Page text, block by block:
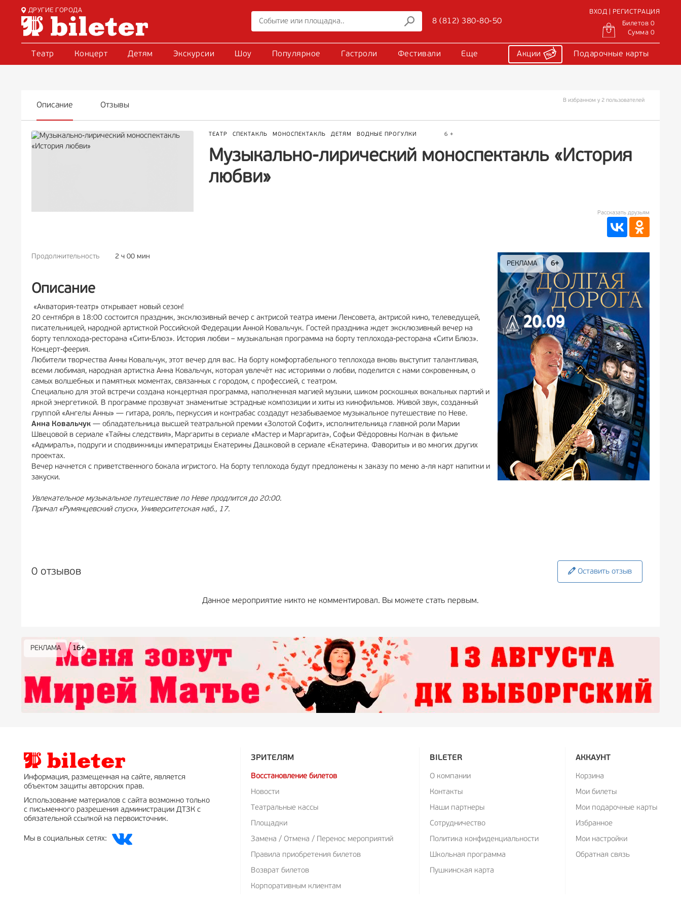
ДРУГИЕ ГОРОДА
8 (812) 380-80-50
ВХОД | РЕГИСТРАЦИЯ
Билетов 0
Сумма 0
Театр Концерт Детям Экскурсии Шоу Популярное Гастроли Фестивали Еще Акции Подарочные карты
Описание Отзывы
В избранном у 2 пользователей
ТЕАТР СПЕКТАКЛЬ МОНОСПЕКТАКЛЬ ДЕТЯМ ВОДНЫЕ ПРОГУЛКИ 6 +
Музыкально-лирический моноспектакль «История
любви»
Рассказать друзьям
Продолжительность 2 ч 00 мин
Описание
«Акватория-театр» открывает новый сезон!
20 сентября в 18:00 состоится праздник, эксклюзивный вечер с актрисой театра имени Ленсовета, актрисой кино, телеведущей,
писательницей, народной артисткой Российской Федерации Анной Ковальчук. Гостей праздника ждет эксклюзивный вечер на
борту теплохода-ресторана «Сити-Блюз». История любви – музыкальная программа на борту теплохода-ресторана «Сити Блюз».
Концерт-феерия.
Любители творчества Анны Ковальчук, этот вечер для вас. На борту комфортабельного теплохода вновь выступит талантливая,
всеми любимая, народная артистка Анна Ковальчук, которая увлечёт нас историями о любви, поделится с нами сокровенным, о
самых волшебных и памятных моментах, связанных с городом, с профессией, с театром.
Специально для этой встречи создана концертная программа, наполненная магией музыки, шиком роскошных вокальных партий и
яркой энергетикой. В программе прозвучат знаменитые эстрадные композиции и хиты из кинофильмов. Живой звук, созданный
группой «Ангелы Анны» — гитара, рояль, перкуссия и контрабас создадут незабываемое музыкальное путешествие по Неве.
Анна Ковальчук — обладательница высшей театральной премии «Золотой Софит», исполнительница главной роли Марии
Швецовой в сериале «Тайны следствия», Маргариты в сериале «Мастер и Маргарита», Софьи Фёдоровны Колчак в фильме
«Адмиралъ», подруги и сподвижницы императрицы Екатерины Дашковой в сериале «Екатерина. Фавориты» и во многих других
проектах.
Вечер начнется с приветственного бокала игристого. На борту теплохода будут предложены к заказу по меню а-ля карт напитки и
закуски.
Увлекательное музыкальное путешествие по Неве продлится до 20:00.
Причал «Румянцевский спуск», Университетская наб., 17.
РЕКЛАМА 6+
0 отзывов Оставить отзыв
Данное мероприятие никто не комментировал. Вы можете стать первым.
РЕКЛАМА 16+
РЕКЛАМА 16+
РЕКЛАМА 12+
РЕКЛАМА
РЕКЛАМА 0+
РЕКЛАМА 18+
Информация, размещенная на сайте, является
объектом защиты авторских прав.
Использование материалов с сайта возможно только
с письменного разрешения администрации ДТЗК с
обязательной ссылкой на первоисточник.
Мы в социальных сетях:
ЗРИТЕЛЯМ
Восстановление билетов
Новости
Театральные кассы
Площадки
Замена / Отмена / Перенос мероприятий
Правила приобретения билетов
Возврат билетов
Корпоративным клиентам
BILETER
О компании
Контакты
Наши партнеры
Сотрудничество
Политика конфиденциальности
Школьная программа
Пушкинская карта
АККАУНТ
Корзина
Мои билеты
Мои подарочные карты
Избранное
Мои настройки
Обратная связь